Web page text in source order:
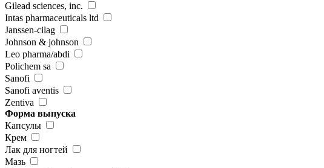
Gilead sciences, inc.
Intas pharmaceuticals ltd
Janssen-cilag
Johnson & johnson
Leo pharma/abdi
Polichem sa
Sanofi
Sanofi aventis
Zentiva
Форма выпуска
Капсулы
Крем
Лак для ногтей
Мазь